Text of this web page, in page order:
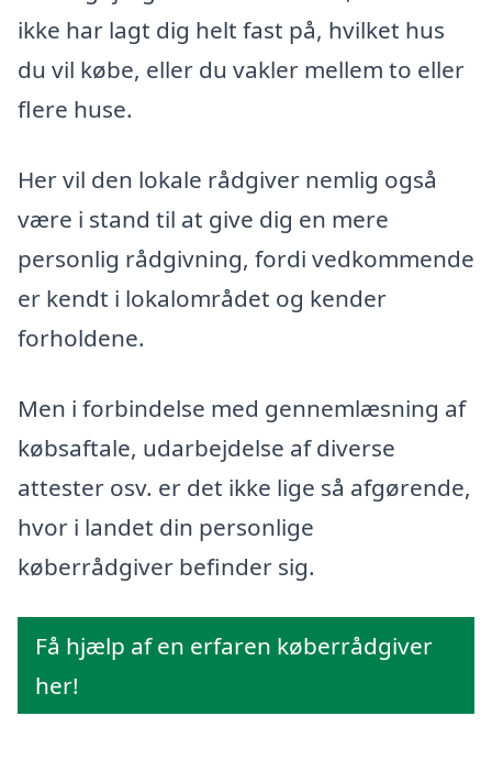
ikke har lagt dig helt fast på, hvilket hus
du vil købe, eller du vakler mellem to eller
flere huse.
Her vil den lokale rådgiver nemlig også
være i stand til at give dig en mere
personlig rådgivning, fordi vedkommende
er kendt i lokalområdet og kender
forholdene.
Men i forbindelse med gennemlæsning af
købsaftale, udarbejdelse af diverse
attester osv. er det ikke lige så afgørende,
hvor i landet din personlige
køberrådgiver befinder sig.
Få hjælp af en erfaren køberrådgiver
her!